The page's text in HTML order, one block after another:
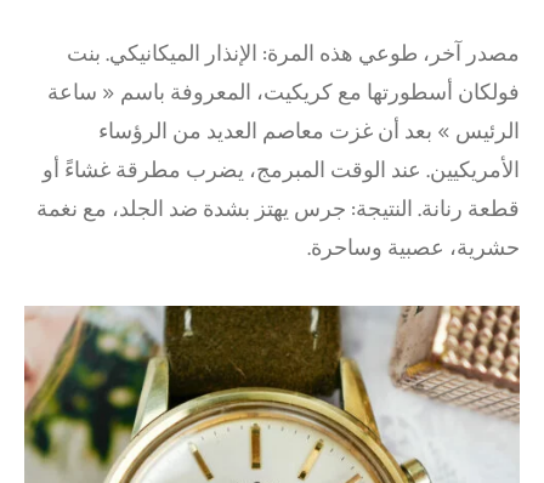
مصدر آخر، طوعي هذه المرة: الإنذار الميكانيكي. بنت
فولكان أسطورتها مع كريكيت، المعروفة باسم « ساعة
الرئيس » بعد أن غزت معاصم العديد من الرؤساء
الأمريكيين. عند الوقت المبرمج، يضرب مطرقة غشاءً أو
قطعة رنانة. النتيجة: جرس يهتز بشدة ضد الجلد، مع نغمة
حشرية، عصبية وساحرة.